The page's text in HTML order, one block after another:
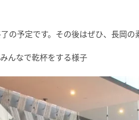
の予定です。その後はぜひ、長岡の
んなで乾杯をする様子